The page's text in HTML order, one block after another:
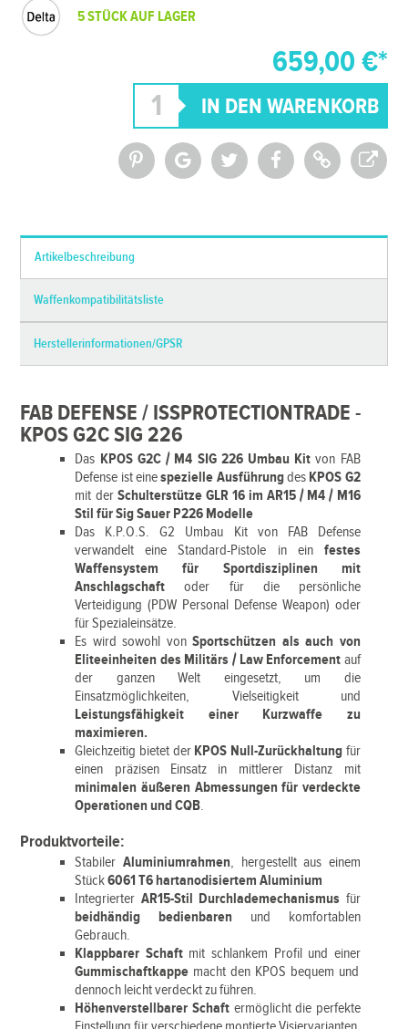
5 STÜCK AUF LAGER
659,00 €*
Artikelbeschreibung
Waffenkompatibilitätsliste
Herstellerinformationen/GPSR
FAB DEFENSE / ISSPROTECTIONTRADE -
KPOS G2C SIG 226
Das KPOS G2C / M4 SIG 226 Umbau Kit von FAB
Defense ist einespezielle Ausführungdes KPOS G2
mit der Schulterstütze GLR 16 im AR15 / M4 / M16
Stil für Sig Sauer P226 Modelle
Das K.P.O.S. G2 Umbau Kit von FAB Defense
verwandelt eine Standard-Pistole in ein festes
Waffensystem für Sportdisziplinen mit
Anschlagschaft oder für die persönliche
Verteidigung (PDW Personal Defense Weapon) oder
für Spezialeinsätze.
Es wird sowohl vonSportschützen als auch von
Eliteeinheiten des Militärs / Law Enforcement auf
der ganzen Welt eingesetzt, um die
Einsatzmöglichkeiten, Vielseitigkeit und
Leistungsfähigkeit einer Kurzwaffe zu
maximieren.
Gleichzeitig bietet der KPOS Null-Zurückhaltungfür
einen präzisen Einsatz in mittlerer Distanz mit
minimalen äußeren Abmessungen für verdeckte
Operationen und CQB.
Produktvorteile:
Stabiler Aluminiumrahmen, hergestellt aus einem
Stück6061 T6 hartanodisiertem Aluminium
Integrierter AR15-Stil Durchlademechanismus für
beidhändig bedienbaren und komfortablen
Gebrauch.
Klappbarer Schaft mit schlankem Profil und einer
Gummischaftkappe macht den KPOS bequem und
dennoch leicht verdeckt zu führen.
Höhenverstellbarer Schaftermöglicht die perfekte